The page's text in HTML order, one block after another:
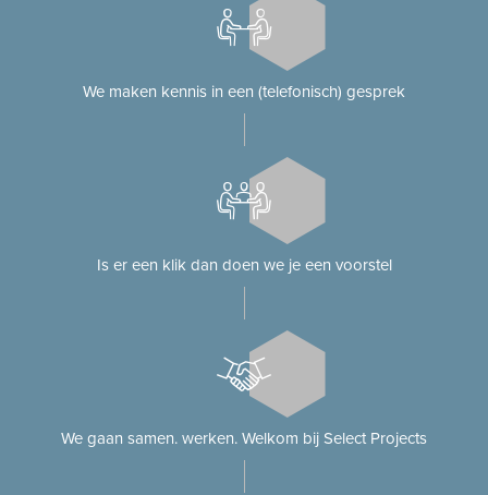
We maken kennis in een (telefonisch) gesprek
Is er een klik dan doen we je een voorstel
We gaan samen. werken. Welkom bij Select Projects